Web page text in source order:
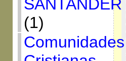
SANTANDER
(1)
Comunidades